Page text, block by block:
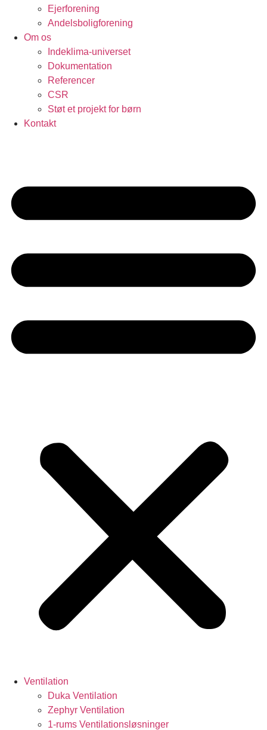
Ejerforening
Andelsboligforening
Om os
Indeklima-universet
Dokumentation
Referencer
CSR
Støt et projekt for børn
Kontakt
Ventilation
Duka Ventilation
Zephyr Ventilation
1-rums Ventilationsløsninger